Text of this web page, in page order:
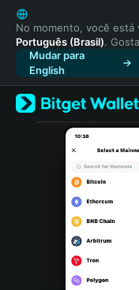
English
日本語
Tiếng Việt
Русский
Español
Türkçe
Italiano
Português (Portugal)
Bahasa Indonesia
No momento, você está
Português (Brasil).
Mudar para
English